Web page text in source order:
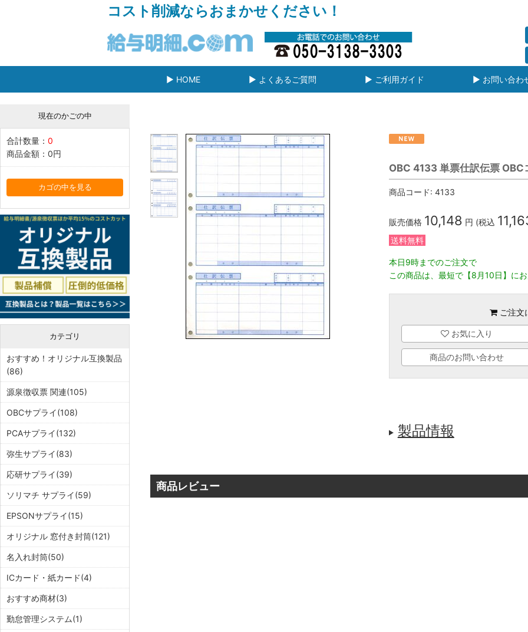
コスト削減ならおまかせください！
▶ HOME ▶ よくあるご質問 ▶ ご利用ガイド ▶ お問い合わ
現在のかごの中
合計数量： 0
商品金額： 0円
カゴの中を見る
カテゴリ
おすすめ！オリジナル互換製品
(86)
源泉徴収票 関連(105)
OBCサプライ(108)
PCAサプライ(132)
弥生サプライ(83)
応研サプライ(39)
ソリマチ サプライ(59)
EPSONサプライ(15)
オリジナル 窓付き封筒(121)
名入れ封筒(50)
ICカード・紙カード(4)
おすすめ商材(3)
勤怠管理システム(1)
OBC 4133 単票仕訳伝票
商品コード: 4133
販売価格 10,148 円 (税込
送料無料
本日9時までのご注文で
この商品は、最短で【8月10日】に
ご注文
お気に入り
商品のお問い合わせ
製品情報
商品レビュー